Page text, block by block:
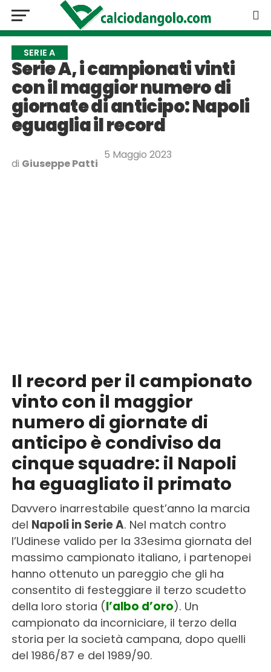
SERIE A
Serie A, i campionati vinti
con il maggior numero di
giornate di anticipo: Napoli
eguaglia il record
di Giuseppe Patti
5 Maggio 2023
Il record per il campionato
vinto con il maggior
numero di giornate di
anticipo è condiviso da
cinque squadre: il Napoli
ha eguagliato il primato
Davvero inarrestabile quest’anno la marcia
del Napoli in Serie A. Nel match contro
l’Udinese valido per la 33esima giornata del
massimo campionato italiano, i partenopei
hanno ottenuto un pareggio che gli ha
consentito di festeggiare il terzo scudetto
della loro storia (l’albo d’oro). Un
campionato da incorniciare, il terzo della
storia per la società campana, dopo quelli
del 1986/87 e del 1989/90.